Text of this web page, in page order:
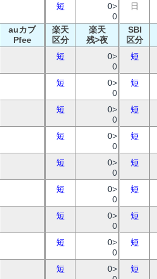
短
0>
0
日
auカブ
Pfee
楽天
区分
楽天
残>夜
SBI
区分
短
0>
0
短
短
0>
0
短
短
0>
0
短
短
0>
0
短
短
0>
0
短
短
0>
0
短
短
0>
0
短
短
0>
0
短
短
0>
短